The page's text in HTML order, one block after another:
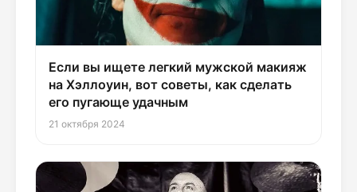
Если вы ищете легкий мужской макияж
на Хэллоуин, вот советы, как сделать
его пугающе удачным
21 октября 2024